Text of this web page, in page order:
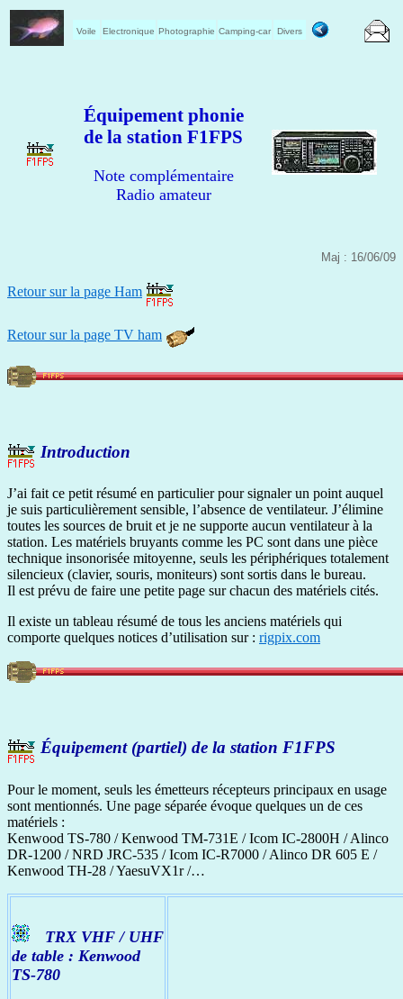
Voile Electronique Photographie Camping-car Divers
Équipement phonie
de la station F1FPS
Note complémentaire
Radio amateur
Maj : 16/06/09
Retour sur la page Ham
Retour sur la page TV ham
Introduction
J’ai fait ce petit résumé en particulier pour signaler un point auquel
je suis particulièrement sensible, l’absence de ventilateur. J’élimine
toutes les sources de bruit et je ne supporte aucun ventilateur à la
station. Les matériels bruyants comme les PC sont dans une pièce
technique insonorisée mitoyenne, seuls les périphériques totalement
silencieux (clavier, souris, moniteurs) sont sortis dans le bureau.
Il est prévu de faire une petite page sur chacun des matériels cités.
Il existe un tableau résumé de tous les anciens matériels qui
comporte quelques notices d’utilisation sur : rigpix.com
Équipement (partiel) de la station F1FPS
Pour le moment, seuls les émetteurs récepteurs principaux en usage
sont mentionnés. Une page séparée évoque quelques un de ces
matériels :
Kenwood TS-780 / Kenwood TM-731E / Icom IC-2800H / Alinco
DR-1200 / NRD JRC-535 / Icom IC-R7000 / Alinco DR 605 E /
Kenwood TH-28 / YaesuVX1r /…
TRX VHF / UHF
de table : Kenwood
TS-780